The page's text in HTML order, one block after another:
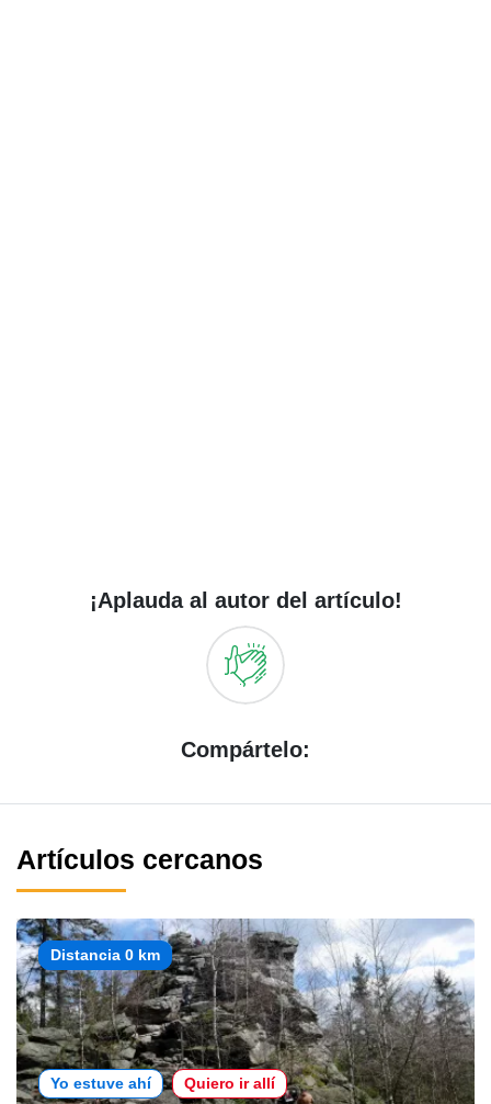
¡Aplauda al autor del artículo!
Compártelo:
Artículos cercanos
Distancia 0 km
Yo estuve ahí Quiero ir allí